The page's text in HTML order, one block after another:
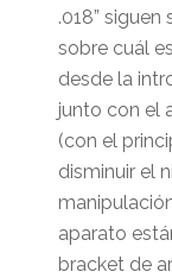
.018”
sobre cuál
desde la
junto con el
(con el
disminuir el
aparato
bracket de